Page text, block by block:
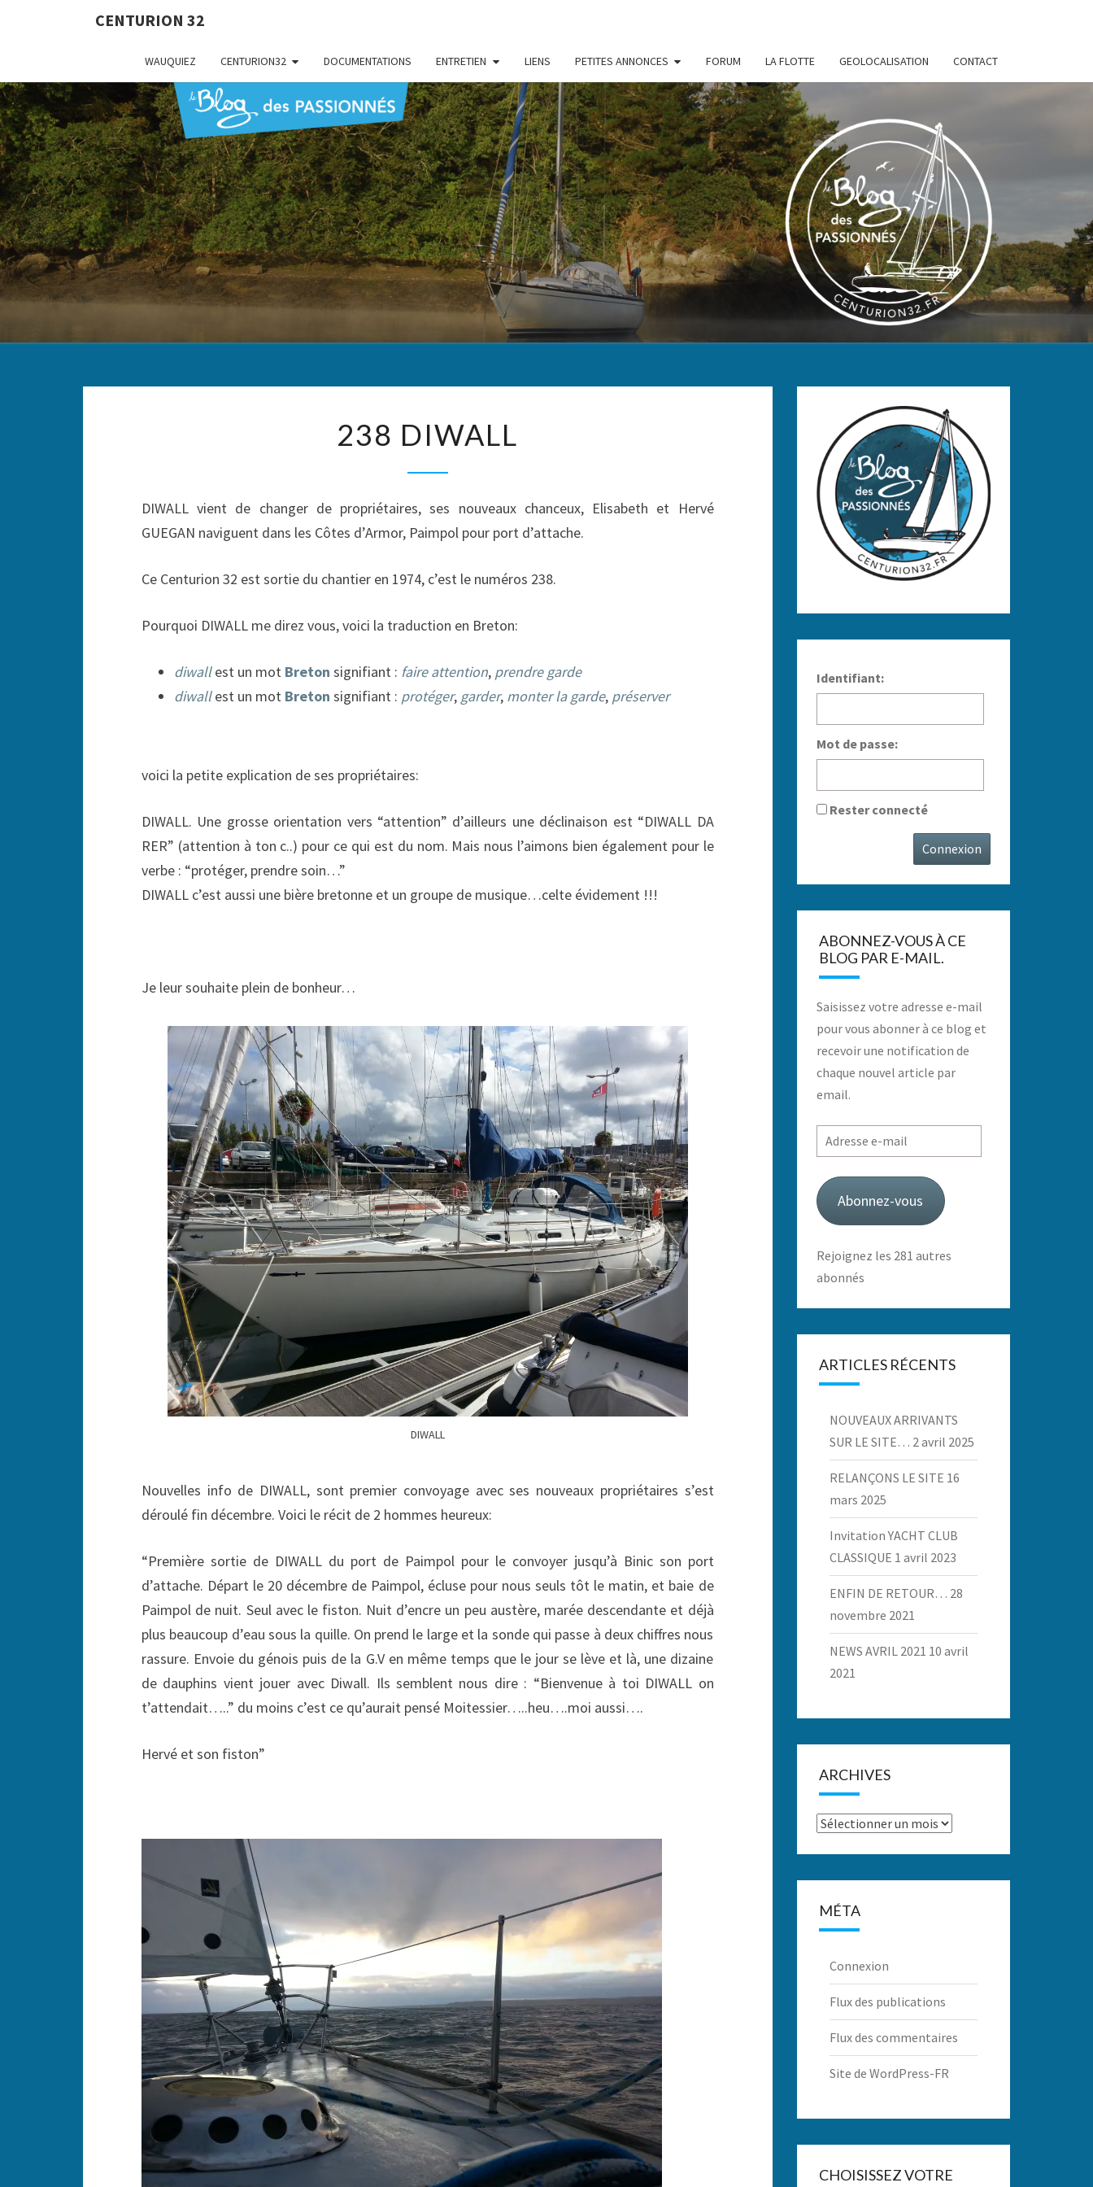
CENTURION 32
WAUQUIEZ CENTURION32 DOCUMENTATIONS ENTRETIEN LIENS PETITES ANNONCES FORUM LA FLOTTE GEOLOCALISATION CONTACT
CENTURION
32
Le Blog
Des
Passionnés
DIWALL
238 DIWALL
DIWALL vient de changer de propriétaires, ses nouveaux chanceux, Elisabeth et Hervé
GUEGAN naviguent dans les Côtes d’Armor, Paimpol pour port d’attache.
Ce Centurion 32 est sortie du chantier en 1974, c’est le numéros 238.
Pourquoi DIWALL me direz vous, voici la traduction en Breton:
diwallest un mot Breton signifiant : faire attention, prendre garde
diwallest un mot Breton signifiant : protéger, garder, monter la garde, préserver
voici la petite explication de ses propriétaires:
DIWALL. Une grosse orientation vers “attention” d’ailleurs une déclinaison est “DIWALL DA
RER” (attention à ton c..) pour ce qui est du nom. Mais nous l’aimons bien également pour le
verbe : “protéger, prendre soin…”
DIWALL c’est aussi une bière bretonne et un groupe de musique…celte évidement !!!
Je leur souhaite plein de bonheur…
DIWALL
Nouvelles info de DIWALL, sont premier convoyage avec ses nouveaux propriétaires s’est
déroulé fin décembre. Voici le récit de 2 hommes heureux:
“Première sortie de DIWALL du port de Paimpol pour le convoyer jusqu’à Binic son port
d’attache. Départ le 20 décembre de Paimpol, écluse pour nous seuls tôt le matin, et baie de
Paimpol de nuit. Seul avec le fiston. Nuit d’encre un peu austère, marée descendante et déjà
plus beaucoup d’eau sous la quille. On prend le large et la sonde qui passe à deux chiffres nous
rassure. Envoie du génois puis de la G.V en même temps que le jour se lève et là, une dizaine
de dauphins vient jouer avec Diwall. Ils semblent nous dire : “Bienvenue à toi DIWALL on
t’attendait…..” du moins c’est ce qu’aurait pensé Moitessier…..heu….moi aussi….
Hervé et son fiston”
Identifiant:
Mot de passe:
Rester connecté
Connexion
ABONNEZ-VOUS À CE
BLOG PAR E-MAIL.
Saisissez votre adresse e-mail
pour vous abonner à ce blog et
recevoir une notification de
chaque nouvel article par
email.
Adresse
e-
mail
Abonnez-vous
Rejoignez les 281 autres
abonnés
ARTICLES RÉCENTS
NOUVEAUX ARRIVANTS
SUR LE SITE… 2 avril 2025
RELANÇONS LE SITE 16
mars 2025
Invitation YACHT CLUB
CLASSIQUE 1 avril 2023
ENFIN DE RETOUR… 28
novembre 2021
NEWS AVRIL 2021 10 avril
2021
ARCHIVES
Archives
MÉTA
Connexion
Flux des publications
Flux des commentaires
Site de WordPress-FR
CHOISISSEZ VOTRE